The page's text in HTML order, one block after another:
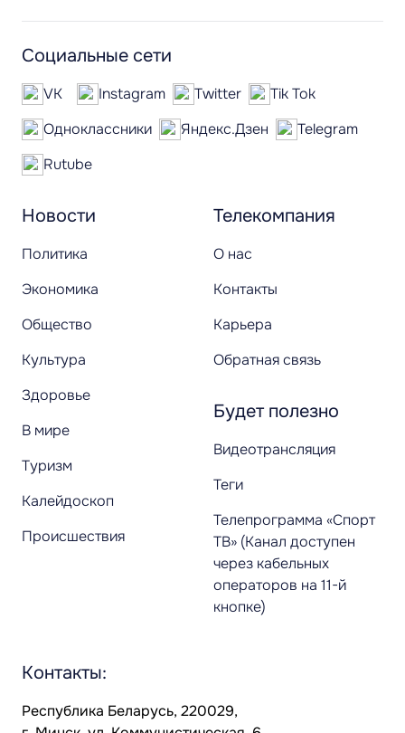
Новости
Политика
Экономика
Общество
Культура
Здоровье
В мире
Туризм
Калейдоскоп
Происшествия
Телекомпания
О нас
Контакты
Карьера
Обратная связь
Будет полезно
Видеотрансляция
Теги
Телепрограмма «Спорт
ТВ» (Канал доступен
через кабельных
операторов на 11-й
кнопке)
Социальные сети
VK Instagram Twitter
Tik Tok
Одноклассники
Яндекс.Дзен
Telegram
Rutube
Контакты:
Республика Беларусь, 220029,